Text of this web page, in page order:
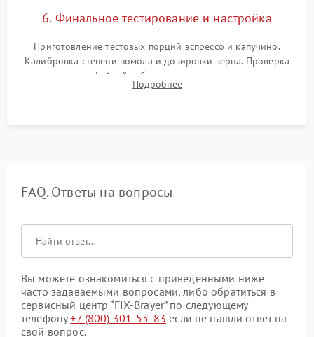
6. Финальное тестирование и настройка
Приготовление тестовых порций эспрессо и капучино.
Калибровка степени помола и дозировки зерна. Проверка
плотности кофейной таблетки, температуры напитка и
качества молочной пены. Контроль отсутствия посторонних
Подробнее
FAQ. Ответы на вопросы
Вы можете ознакомиться с приведенными ниже
часто задаваемыми вопросами, либо обратиться в
сервисный центр “FIX-Brayer” по следующему
телефону+7 (800) 301-55-83 если не нашли ответ на
свой вопрос.